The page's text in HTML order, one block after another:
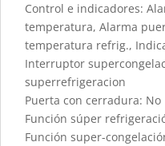
Control e indicadores:
temperatura, Alarma
temperatura refrig.,
Interruptor
superrefrigeracion
Puerta con cerradura: No
Función súper
Función super-